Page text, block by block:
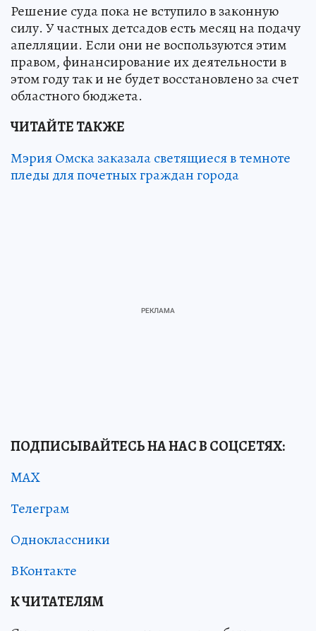
Решение суда пока не вступило в законную
силу. У частных детсадов есть месяц на подачу
апелляции. Если они не воспользуются этим
правом, финансирование их деятельности в
этом году так и не будет восстановлено за счет
областного бюджета.
ЧИТАЙТЕ ТАКЖЕ
Мэрия Омска заказала светящиеся в темноте
пледы для почетных граждан города
ПОДПИСЫВАЙТЕСЬ НА НАС В СОЦСЕТЯХ:
MAX
Телеграм
Одноклассники
ВКонтакте
К ЧИТАТЕЛЯМ